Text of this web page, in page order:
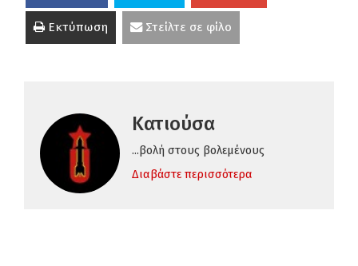
Εκτύπωση Στείλτε σε φίλο
Κατιούσα
...βολή στους βολεμένους
Διαβάστε περισσότερα